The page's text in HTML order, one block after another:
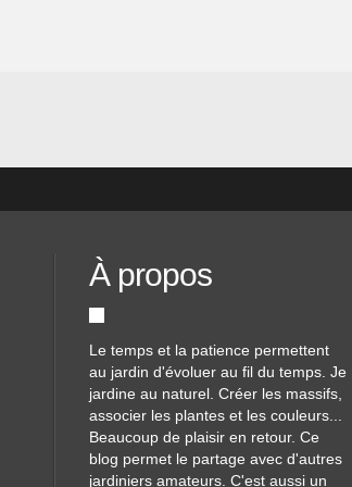
À propos
Le temps et la patience permettent
au jardin d'évoluer au fil du temps. Je
jardine au naturel. Créer les massifs,
associer les plantes et les couleurs...
Beaucoup de plaisir en retour. Ce
blog permet le partage avec d'autres
jardiniers amateurs. C'est aussi un